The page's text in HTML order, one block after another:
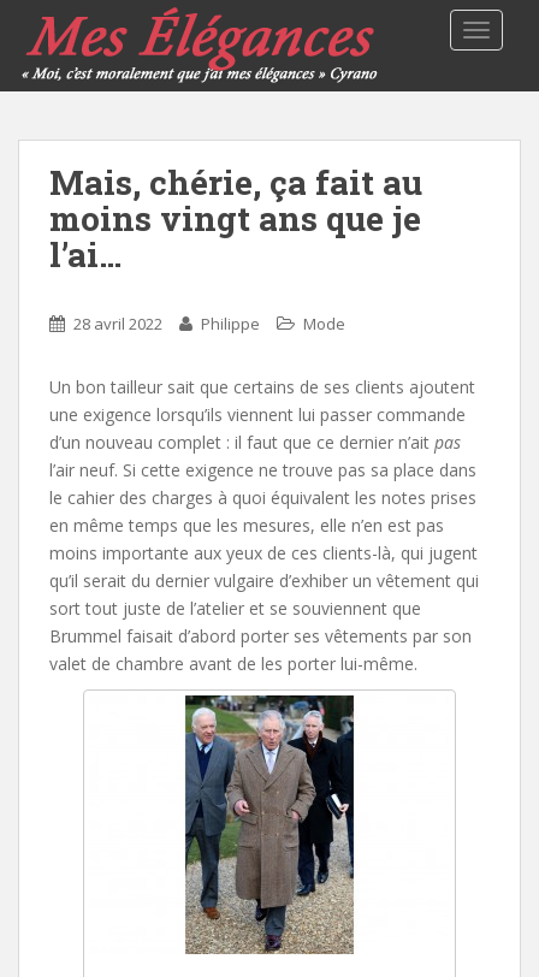
Mais, chérie, ça fait au
moins vingt ans que je
l’ai…
28 avril 2022 Philippe Mode
Un bon tailleur sait que certains de ses clients ajoutent
une exigence lorsqu’ils viennent lui passer commande
d’un nouveau complet : il faut que ce dernier n’ait pas
l’air neuf. Si cette exigence ne trouve pas sa place dans
le cahier des charges à quoi équivalent les notes prises
en même temps que les mesures, elle n’en est pas
moins importante aux yeux de ces clients-là, qui jugent
qu’il serait du dernier vulgaire d’exhiber un vêtement qui
sort tout juste de l’atelier et se souviennent que
Brummel faisait d’abord porter ses vêtements par son
valet de chambre avant de les porter lui-même.